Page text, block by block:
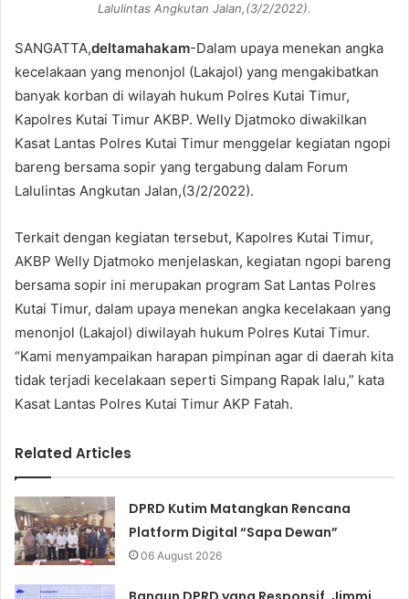
Lalulintas Angkutan Jalan,(3/2/2022).
SANGATTA,deltamahakam-Dalam upaya menekan angka
kecelakaan yang menonjol (Lakajol) yang mengakibatkan
banyak korban di wilayah hukum Polres Kutai Timur,
Kapolres Kutai Timur AKBP. Welly Djatmoko diwakilkan
Kasat Lantas Polres Kutai Timur menggelar kegiatan ngopi
bareng bersama sopir yang tergabung dalam Forum
Lalulintas Angkutan Jalan,(3/2/2022).
Terkait dengan kegiatan tersebut, Kapolres Kutai Timur,
AKBP Welly Djatmoko menjelaskan, kegiatan ngopi bareng
bersama sopir ini merupakan program Sat Lantas Polres
Kutai Timur, dalam upaya menekan angka kecelakaan yang
menonjol (Lakajol) diwilayah hukum Polres Kutai Timur.
“Kami menyampaikan harapan pimpinan agar di daerah kita
tidak terjadi kecelakaan seperti Simpang Rapak lalu,” kata
Kasat Lantas Polres Kutai Timur AKP Fatah.
Related Articles
DPRD Kutim Matangkan Rencana
Platform Digital “Sapa Dewan”
06 August 2026